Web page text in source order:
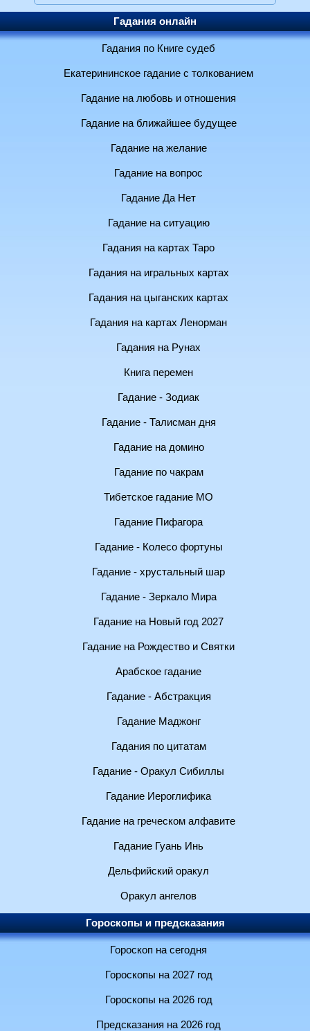
Гадания онлайн
Гадания по Книге судеб
Екатерининское гадание с толкованием
Гадание на любовь и отношения
Гадание на ближайшее будущее
Гадание на желание
Гадание на вопрос
Гадание Да Нет
Гадание на ситуацию
Гадания на картах Таро
Гадания на игральных картах
Гадания на цыганских картах
Гадания на картах Ленорман
Гадания на Рунах
Книга перемен
Гадание - Зодиак
Гадание - Талисман дня
Гадание на домино
Гадание по чакрам
Тибетское гадание МО
Гадание Пифагора
Гадание - Колесо фортуны
Гадание - хрустальный шар
Гадание - Зеркало Мира
Гадание на Новый год 2027
Гадание на Рождество и Святки
Арабское гадание
Гадание - Абстракция
Гадание Маджонг
Гадания по цитатам
Гадание - Оракул Сибиллы
Гадание Иероглифика
Гадание на греческом алфавите
Гадание Гуань Инь
Дельфийский оракул
Оракул ангелов
Гороскопы и предсказания
Гороскоп на сегодня
Гороскопы на 2027 год
Гороскопы на 2026 год
Предсказания на 2026 год